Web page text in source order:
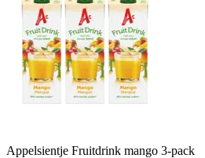
Appelsientje Fruitdrink mango 3-pack